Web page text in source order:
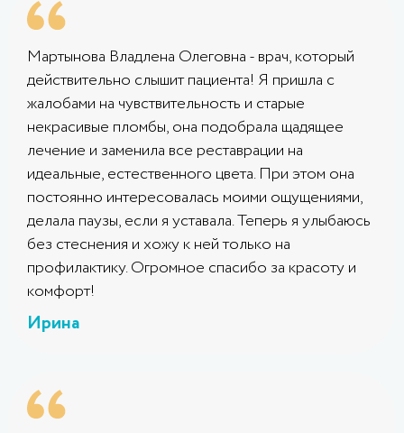
Мартынова Владлена Олеговна - врач, который
действительно слышит пациента! Я пришла с
жалобами на чувствительность и старые
некрасивые пломбы, она подобрала щадящее
лечение и заменила все реставрации на
идеальные, естественного цвета. При этом она
постоянно интересовалась моими ощущениями,
делала паузы, если я уставала. Теперь я улыбаюсь
без стеснения и хожу к ней только на
профилактику. Огромное спасибо за красоту и
комфорт!
Ирина